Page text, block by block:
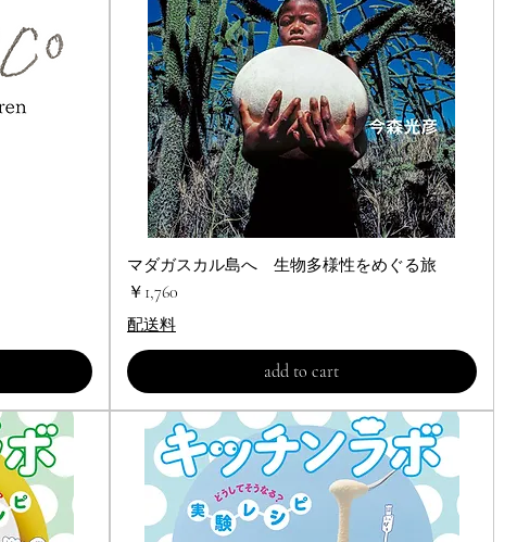
クイックビュー
マダガスカル島へ 生物多様性をめぐる旅
価格
￥1,760
配送料
add to cart